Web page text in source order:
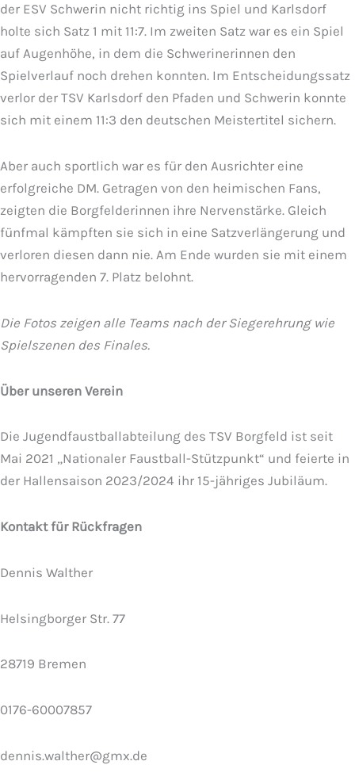
der ESV Schwerin nicht richtig ins Spiel und Karlsdorf
holte sich Satz 1 mit 11:7. Im zweiten Satz war es ein Spiel
auf Augenhöhe, in dem die Schwerinerinnen den
Spielverlauf noch drehen konnten. Im Entscheidungssatz
verlor der TSV Karlsdorf den Pfaden und Schwerin konnte
sich mit einem 11:3 den deutschen Meistertitel sichern.
Aber auch sportlich war es für den Ausrichter eine
erfolgreiche DM. Getragen von den heimischen Fans,
zeigten die Borgfelderinnen ihre Nervenstärke. Gleich
fünfmal kämpften sie sich in eine Satzverlängerung und
verloren diesen dann nie. Am Ende wurden sie mit einem
hervorragenden 7. Platz belohnt.
Die Fotos zeigen alle Teams nach der Siegerehrung wie
Spielszenen des Finales.
Über unseren Verein
Die Jugendfaustballabteilung des TSV Borgfeld ist seit
Mai 2021 „Nationaler Faustball-Stützpunkt“ und feierte in
der Hallensaison 2023/2024 ihr 15-jähriges Jubiläum.
Kontakt für Rückfragen
Dennis Walther
Helsingborger Str. 77
28719 Bremen
0176-60007857
dennis.walther@gmx.de